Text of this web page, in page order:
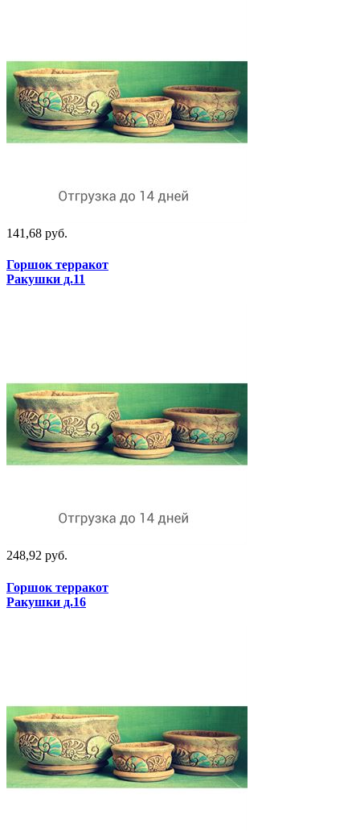
141,68 руб.
Горшок терракот
Ракушки д.11
248,92 руб.
Горшок терракот
Ракушки д.16